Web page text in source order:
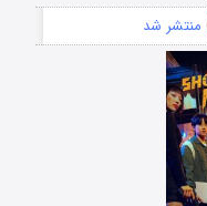
منتشر شد